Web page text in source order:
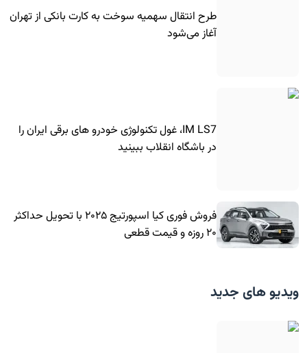
طرح انتقال سهمیه سوخت به کارت بانکی از تهران
آغاز می‌شود
IM LS7، غول تکنولوژی خودرو های برقی ایران را
در باشگاه انقلاب ببینید
فروش فوری کیا اسپورتیج ۲۰۲۵ با تحویل حداکثر
۲۰ روزه و قیمت قطعی
ویدیو های جدید